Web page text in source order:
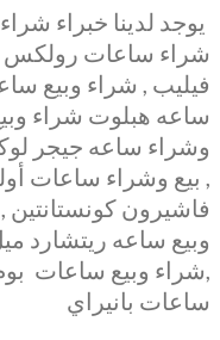
يوجد لدينا خبراء
شراء ساعات رولكس
فيليب , شراء وبيع
ساعه هبلوت شراء
وشراء ساعه جيجر
, بيع وشراء ساعات
فاشيرون
وبيع ساعه ريتشارد
,شراء وبيع ساعات
ساعات بانيراي